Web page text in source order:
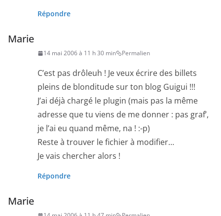
Répondre
Marie
14 mai 2006 à 11 h 30 min Permalien
C’est pas drôleuh ! Je veux écrire des billets
pleins de blonditude sur ton blog Guigui !!!
J’ai déjà chargé le plugin (mais pas la même
adresse que tu viens de me donner : pas graf’,
je l’ai eu quand même, na ! :-p)
Reste à trouver le fichier à modifier…
Je vais chercher alors !
Répondre
Marie